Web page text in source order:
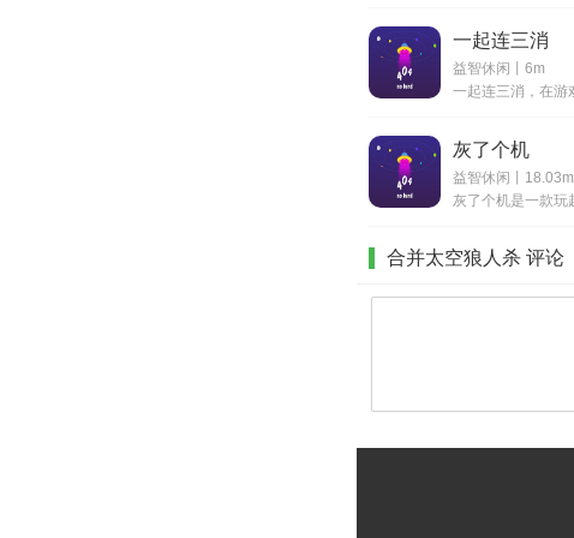
一起连三消
益智休闲丨6m
灰了个机
益智休闲丨18.03m
合并太空狼人杀 评论